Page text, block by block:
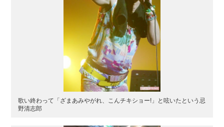
歌い終わって「ざまあみやがれ、こんチキショー!」と呟いたという忌
野清志郎